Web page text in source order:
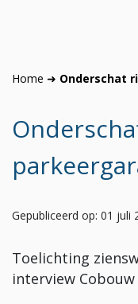
Home ➜ Onderschat
Gepubliceerd op: 01 juli
Toelichting
interview Cobouw